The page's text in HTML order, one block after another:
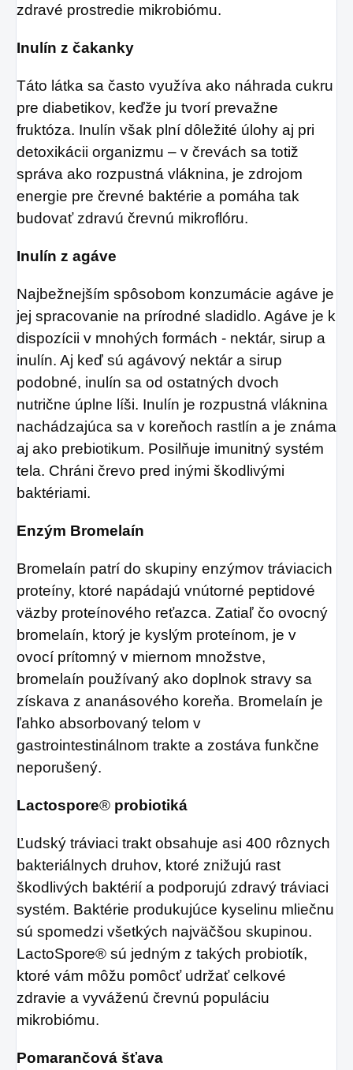
zdravé prostredie mikrobiómu.
Inulín z čakanky
Táto látka sa často využíva ako náhrada cukru
pre diabetikov, keďže ju tvorí prevažne
fruktóza. Inulín však plní dôležité úlohy aj pri
detoxikácii organizmu – v črevách sa totiž
správa ako rozpustná vláknina, je zdrojom
energie pre črevné baktérie a pomáha tak
budovať zdravú črevnú mikroflóru.
Inulín z agáve
Najbežnejším spôsobom konzumácie agáve je
jej spracovanie na prírodné sladidlo. Agáve je k
dispozícii v mnohých formách - nektár, sirup a
inulín. Aj keď sú agávový nektár a sirup
podobné, inulín sa od ostatných dvoch
nutrične úplne líši. Inulín je rozpustná vláknina
nachádzajúca sa v koreňoch rastlín a je známa
aj ako prebiotikum. Posilňuje imunitný systém
tela. Chráni črevo pred inými škodlivými
baktériami.
Enzým Bromelaín
Bromelaín patrí do skupiny enzýmov tráviacich
proteíny, ktoré napádajú vnútorné peptidové
väzby proteínového reťazca. Zatiaľ čo ovocný
bromelaín, ktorý je kyslým proteínom, je v
ovocí prítomný v miernom množstve,
bromelaín používaný ako doplnok stravy sa
získava z ananásového koreňa. Bromelaín je
ľahko absorbovaný telom v
gastrointestinálnom trakte a zostáva funkčne
neporušený.
Lactospore® probiotiká
Ľudský tráviaci trakt obsahuje asi 400 rôznych
bakteriálnych druhov, ktoré znižujú rast
škodlivých baktérií a podporujú zdravý tráviaci
systém. Baktérie produkujúce kyselinu mliečnu
sú spomedzi všetkých najväčšou skupinou.
LactoSpore® sú jedným z takých probiotík,
ktoré vám môžu pomôcť udržať celkové
zdravie a vyváženú črevnú populáciu
mikrobiómu.
Pomarančová šťava